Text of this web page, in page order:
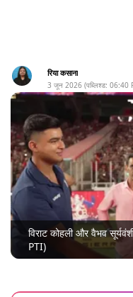
रिया कसाना
3 जून 2026 (पब्लिश्ड: 06:40
विराट कोहली और वैभव
PTI)